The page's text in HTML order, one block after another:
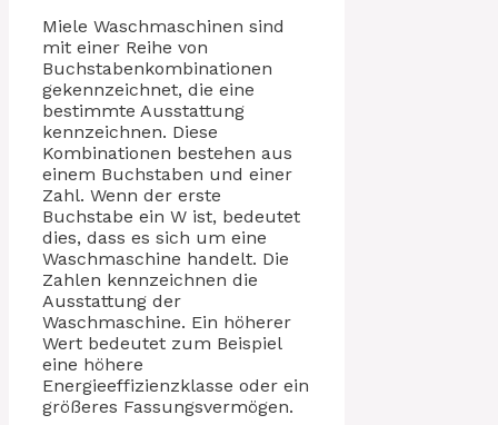
Miele Waschmaschinen sind
mit einer Reihe von
Buchstabenkombinationen
gekennzeichnet, die eine
bestimmte Ausstattung
kennzeichnen. Diese
Kombinationen bestehen aus
einem Buchstaben und einer
Zahl. Wenn der erste
Buchstabe ein W ist, bedeutet
dies, dass es sich um eine
Waschmaschine handelt. Die
Zahlen kennzeichnen die
Ausstattung der
Waschmaschine. Ein höherer
Wert bedeutet zum Beispiel
eine höhere
Energieeffizienzklasse oder ein
größeres Fassungsvermögen.